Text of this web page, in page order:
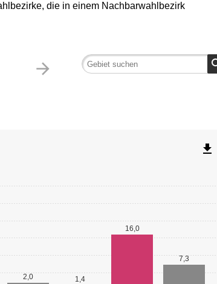
die in einem Nachbarwahlbezirk
arrow_forward
2,0 1,4
16,0
7,3
file_download